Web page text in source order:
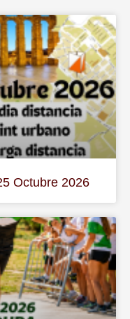
Octubre 2026